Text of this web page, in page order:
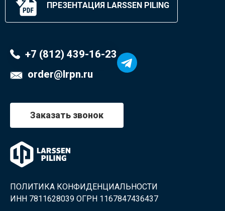
ПРЕЗЕНТАЦИЯ LARSSEN PILING
ПОЛИТИКА КОНФИДЕНЦИАЛЬНОСТИ
ИНН 7811628039 ОГРН 1167847436437
+7 (812) 439-16-23
order@lrpn.ru
Заказать звонок